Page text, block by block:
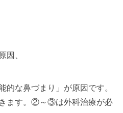
因、
な鼻づまり」が原因です。
ます。②～③は外科治療が必